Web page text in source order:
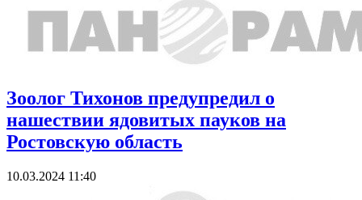
Зоолог Тихонов предупредил о
нашествии ядовитых пауков на
Ростовскую область
10.03.2024 11:40